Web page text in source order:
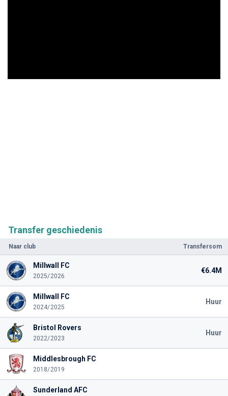
Transfer geschiedenis
Naar club Transfersom
Millwall FC
2025/2026
€6.4M
Millwall FC
2024/2025
Huur
Bristol Rovers
2022/2023
Huur
Middlesbrough FC
2018/2019
Sunderland AFC